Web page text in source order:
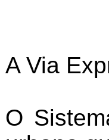
A Via
O